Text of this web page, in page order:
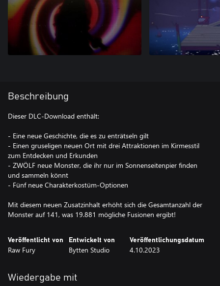
Beschreibung
Dieser DLC-Download enthält:
- Eine neue Geschichte, die es zu enträtseln gilt
- Einen gruseligen neuen Ort mit drei Attraktionen im Kirmesstil
zum Entdecken und Erkunden
- ZWÖLF neue Monster, die ihr nur im Sonnenseitenpier finden
und sammeln könnt
- Fünf neue Charakterkostüm-Optionen
Mit diesem neuen Zusatzinhalt erhöht sich die Gesamtanzahl der
Monster auf 141, was 19.881 mögliche Fusionen ergibt!
Veröffentlicht von
Raw Fury
Entwickelt von
Bytten Studio
Veröffentlichungsdatum
4.10.2023
Wiedergabe mit